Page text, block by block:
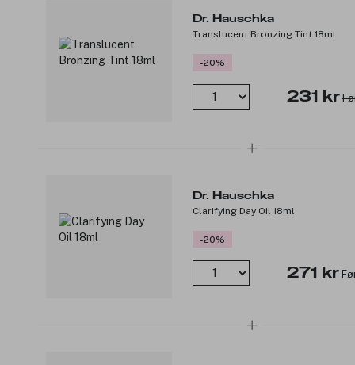
Dr. Hauschka
Translucent Bronzing Tint 18ml
-20%
231 kr
Dr. Hauschka
Clarifying Day Oil 18ml
-20%
271 kr